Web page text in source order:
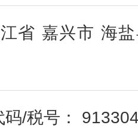
省 嘉兴市 海
码/税号：